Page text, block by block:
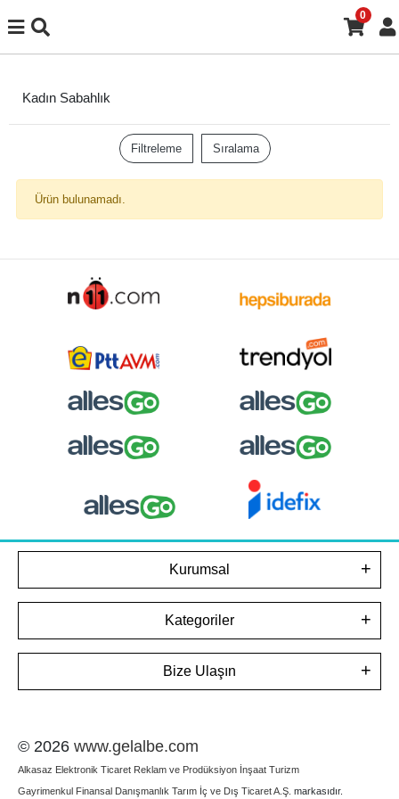
0
Kadın Sabahlık
Filtreleme Sıralama
Ürün bulunamadı.
Kurumsal
Kategoriler
Bize Ulaşın
© 2026 www.gelalbe.com
Alkasaz Elektronik Ticaret Reklam ve Prodüksiyon İnşaat Turizm
Gayrimenkul Finansal Danışmanlık Tarım İç ve Dış Ticaret A.Ş. markasıdır.